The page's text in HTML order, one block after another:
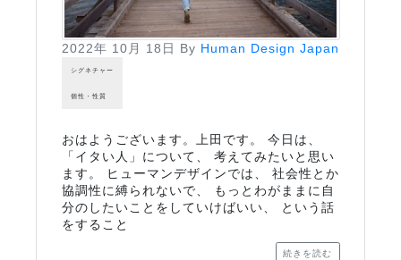
2022年 10月 18日 By Human Design Japan
シグネチャー
個性・性質
おはようございます。上田です。 今日は、
「イタい人」について、 考えてみたいと思い
ます。 ヒューマンデザインでは、 社会性とか
協調性に縛られないで、 もっとわがままに自
分のしたいことをしていけばいい、 という話
をすること
続きを読む